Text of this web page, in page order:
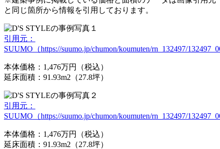
と同じ箇所から情報を引用しております。
引用元：
SUUMO（https://suumo.jp/chumon/koumuten/rn_132497/
本体価格：1,476万円（税込）
延床面積：91.93m2（27.8坪）
引用元：
SUUMO（https://suumo.jp/chumon/koumuten/rn_132497/
本体価格：1,476万円（税込）
延床面積：91.93m2（27.8坪）